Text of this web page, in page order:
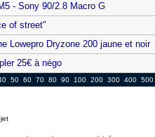
- Sony 90/2.8 Macro G
of street"
Lowepro Dryzone 200 jaune et noir
25€ à négo
50 60 70 80 90 100 200 300 400 500